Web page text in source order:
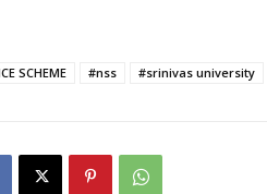
SCHEME #nss #srinivas university